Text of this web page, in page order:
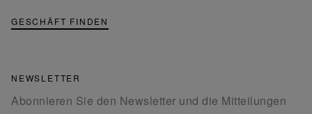
GESCHÄFT FINDEN
NEWSLETTER
Abonnieren Sie den Newsletter und die Mitteilungen